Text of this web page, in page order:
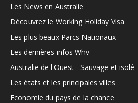
Les News en Australie
Découvrez le Working Holiday Visa
Les plus beaux Parcs Nationaux
Les dernières infos Whv
Australie de l'Ouest - Sauvage et isolé
Les états et les principales villes
Economie du pays de la chance